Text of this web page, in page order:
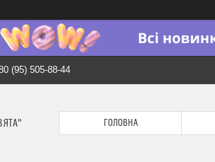
(95) 505-88-44
ГОЛОВНА